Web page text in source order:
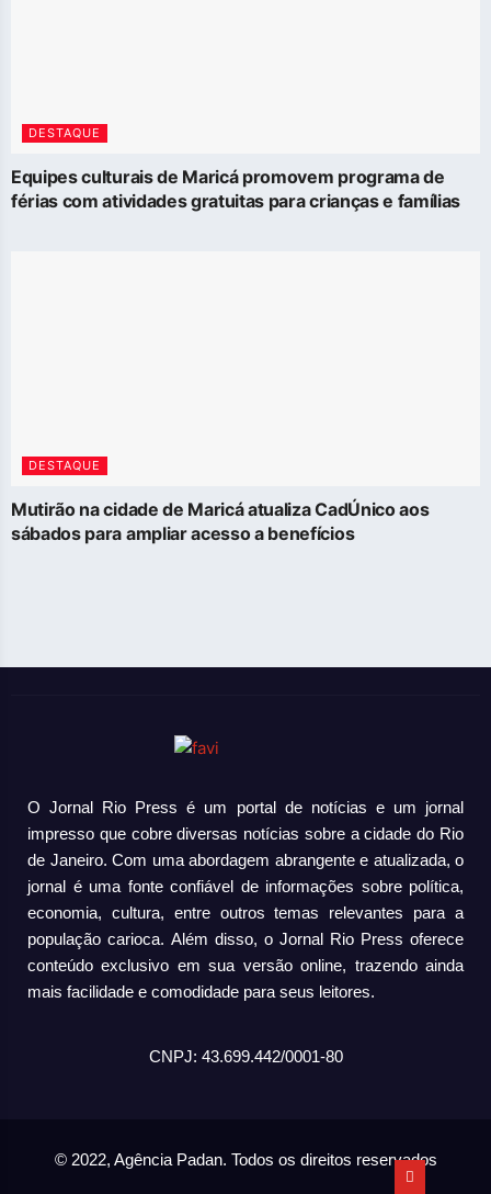
DESTAQUE
Equipes culturais de Maricá promovem programa de
férias com atividades gratuitas para crianças e famílias
DESTAQUE
Mutirão na cidade de Maricá atualiza CadÚnico aos
sábados para ampliar acesso a benefícios
O Jornal Rio Press é um portal de notícias e um jornal
impresso que cobre diversas notícias sobre a cidade do Rio
de Janeiro. Com uma abordagem abrangente e atualizada, o
jornal é uma fonte confiável de informações sobre política,
economia, cultura, entre outros temas relevantes para a
população carioca. Além disso, o Jornal Rio Press oferece
conteúdo exclusivo em sua versão online, trazendo ainda
mais facilidade e comodidade para seus leitores.
CNPJ: 43.699.442/0001-80
© 2022, Agência Padan. Todos os direitos reservados